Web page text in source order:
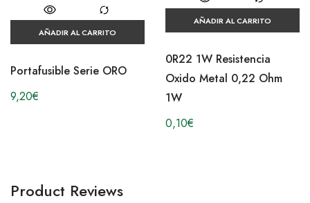
AÑADIR AL CARRITO
Portafusible Serie ORO
9,20€
AÑADIR AL CARRITO
0R22 1W Resistencia
Oxido Metal 0,22 Ohm
1W
0,10€
Product Reviews